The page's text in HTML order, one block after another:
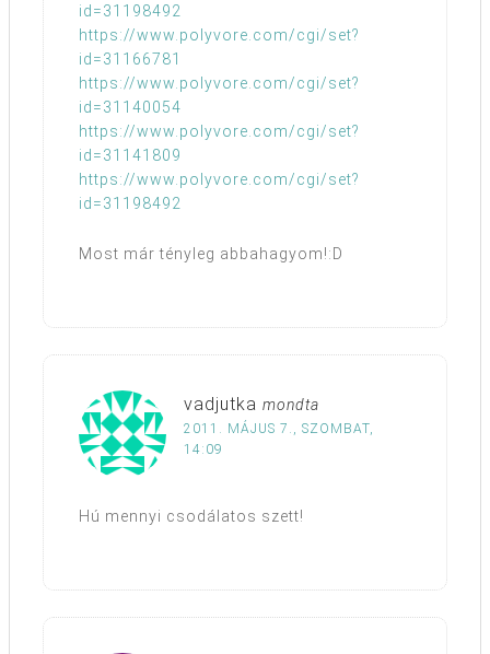
id=31198492
https://www.polyvore.com/cgi/set?
id=31166781
https://www.polyvore.com/cgi/set?
id=31140054
https://www.polyvore.com/cgi/set?
id=31141809
https://www.polyvore.com/cgi/set?
id=31198492
Most már tényleg abbahagyom!:D
vadjutka mondta
2011. MÁJUS 7., SZOMBAT,
14:09
Hú mennyi csodálatos szett!